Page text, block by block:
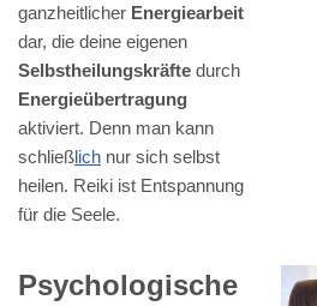
ganzheitlicher Energiearbeit
dar, die deine eigenen
Selbstheilungskräfte durch
Energieübertragung
aktiviert. Denn man kann
schließlich nur sich selbst
heilen. Reiki ist Entspannung
für die Seele.
Psychologische